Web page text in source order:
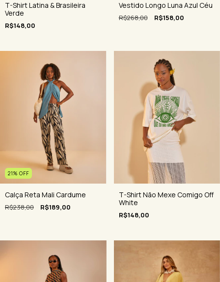
T-Shirt Latina & Brasileira
Verde
R$148,00
Vestido Longo Luna Azul Céu
R$268,00 R$158,00
21% OFF
Calça Reta Mali Cardume
R$238,00 R$189,00
T-Shirt Não Mexe Comigo Off
White
R$148,00